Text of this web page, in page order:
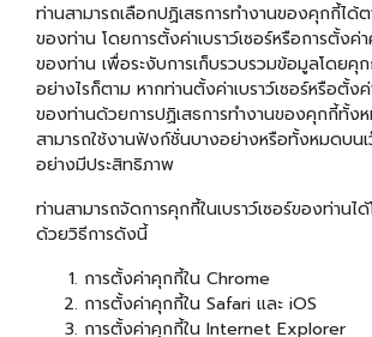
ท่านสามารถเลือกปฏิเสธการทำงานของคุกกี้ได้
ของท่าน โดยการตั้งค่าเบราว์เซอร์หรือการตั้งค่
ของท่าน เพื่อระงับการเก็บรวบรวมข้อมูลโดยคุ
อย่างไรก็ตาม หากท่านตั้งค่าเบราว์เซอร์หรือตั้ง
ของท่านด้วยการปฏิเสธการทำงานของคุกกี้ทั้ง
สามารถใช้งานฟังก์ชั่นบางอย่างหรือทั้งหมดบนเ
อย่างมีประสิทธิภาพ
ท่านสามารถจัดการคุกกี้ในเบราว์เซอร์ของท่านไ
ด้วยวิธีการดังนี้
การตั้งค่าคุกกี้ใน Chrome
การตั้งค่าคุกกี้ใน Safari และ iOS
การตั้งค่าคุกกี้ใน Internet Explorer